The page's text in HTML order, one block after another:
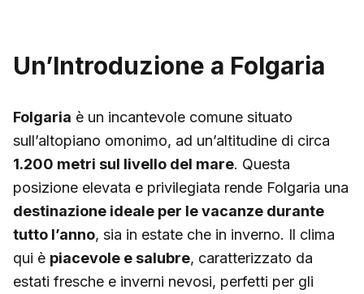
Un’Introduzione a Folgaria
Folgaria è un incantevole comune situato
sull’altopiano omonimo, ad un’altitudine di circa
1.200 metri sul livello del mare. Questa
posizione elevata e privilegiata rende Folgaria una
destinazione ideale per le vacanze durante
tutto l’anno, sia in estate che in inverno. Il clima
qui è piacevole e salubre, caratterizzato da
estati fresche e inverni nevosi, perfetti per gli